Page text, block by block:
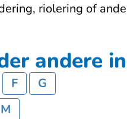
riolering of
andere
F
G
M